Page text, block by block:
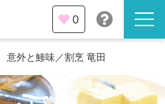
0
意外と鯵味／割烹 竜田